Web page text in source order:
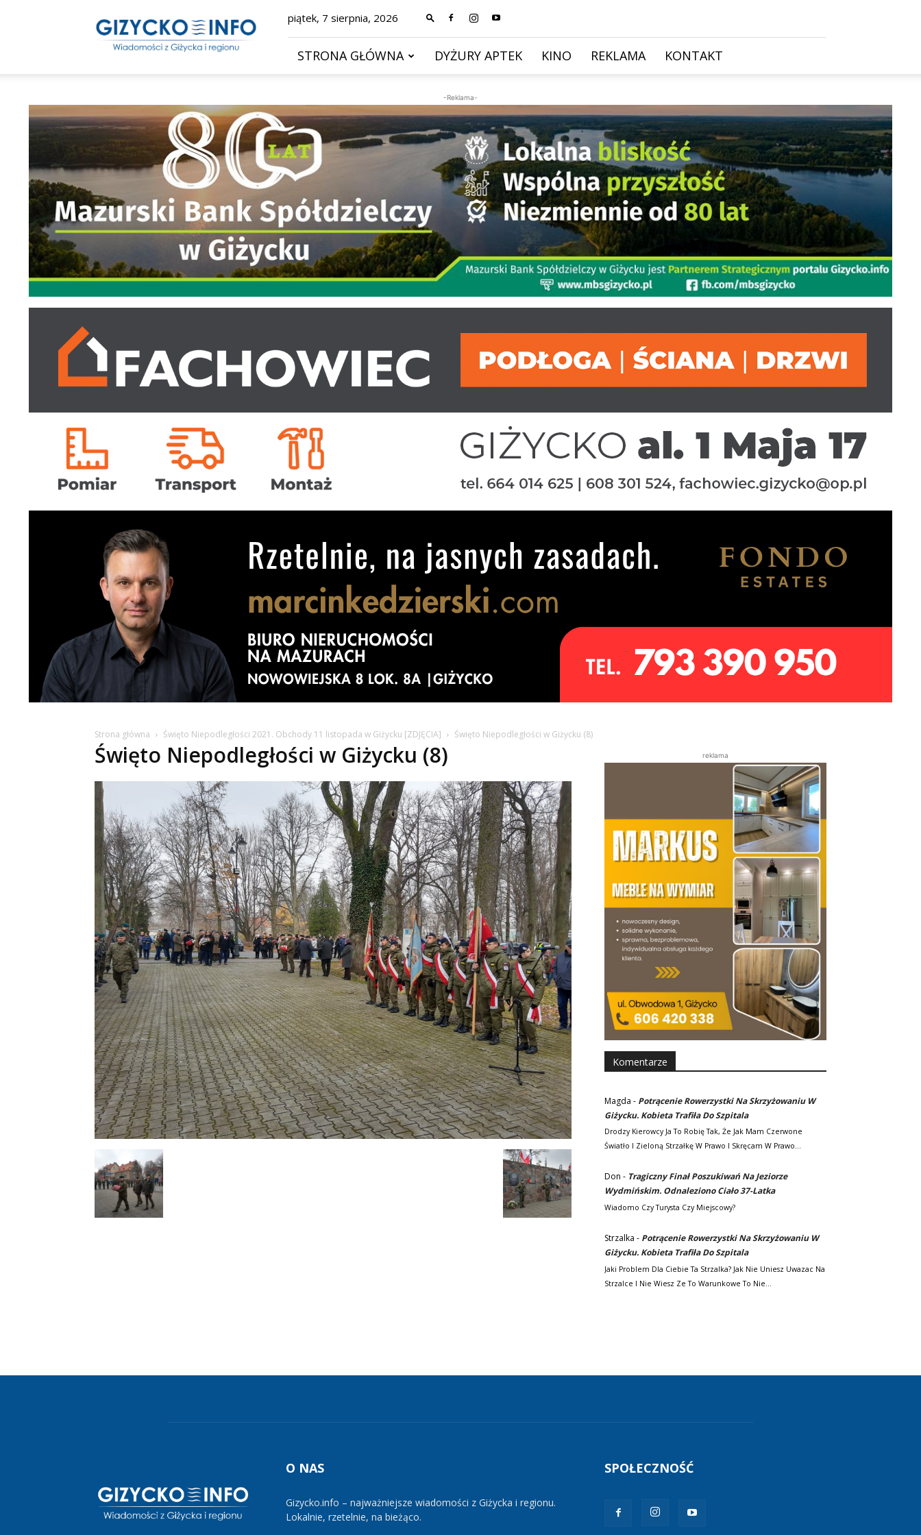
–
wiadomości
piątek, 7 sierpnia, 2026
STRONA GŁÓWNA DYŻURY APTEK KINO REKLAMA KONTAKT
-Reklama-
Strona główna Święto Niepodległości 2021. Obchody 11 listopada w Giżycku [ZDJĘCIA] Święto Niepodległości w Giżycku (8)
Święto Niepodległości w Giżycku (8) reklama
Komentarze
Magda - Potrącenie Rowerzystki Na Skrzyżowaniu W
Giżycku. Kobieta Trafiła Do Szpitala
Drodzy Kierowcy Ja To Robię Tak, Że Jak Mam Czerwone
Światło I Zieloną Strzałkę W Prawo I Skręcam W Prawo…
Don - Tragiczny Finał Poszukiwań Na Jeziorze
Wydmińskim. Odnaleziono Ciało 37-Latka
Wiadomo Czy Turysta Czy Miejscowy?
Strzalka - Potrącenie Rowerzystki Na Skrzyżowaniu W
Giżycku. Kobieta Trafiła Do Szpitala
Jaki Problem Dla Ciebie Ta Strzalka? Jak Nie Uniesz Uwazac Na
Strzalce I Nie Wiesz Ze To Warunkowe To Nie…
O NAS
Gizycko.info – najważniejsze wiadomości z Giżycka i regionu.
Lokalnie, rzetelnie, na bieżąco.
SPOŁECZNOŚĆ